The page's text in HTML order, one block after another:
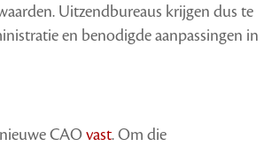
Uitzendbureaus krijgen dus te
en benodigde aanpassingen in
CAOvast. Om die